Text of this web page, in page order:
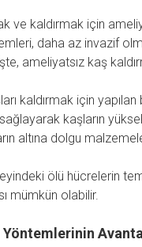
ve kaldırmak için
daha az invazif
ameliyatsız kaş
kaldırmak için
kaşların
altına dolgu
ölü hücrelerin
mümkün olabilir.
Yöntemlerinin